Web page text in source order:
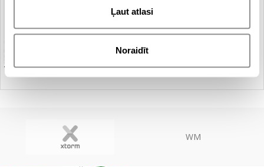
Ļaut atlasi
Noraidīt
T – krekls
WM